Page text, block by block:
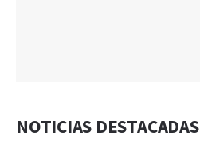
NOTICIAS DESTACADAS